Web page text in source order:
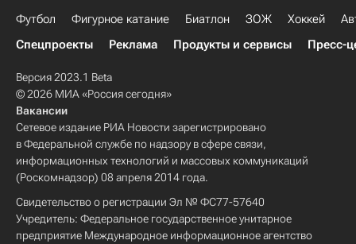
Футбол Фигурное катание Биатлон ЗОЖ Хоккей
Спецпроекты
Реклама Продукты и сервисы Пресс-
Версия 2023.1 Beta
© 2026 МИА «Россия сегодня»
Вакансии
Сетевое издание РИА Новости зарегистрировано
в Федеральной службе по надзору в сфере связи,
информационных технологий и массовых коммуникаций
(Роскомнадзор) 08 апреля 2014 года.
Свидетельство о регистрации Эл № ФС77-57640
Учредитель: Федеральное государственное унитарное
предприятие Международное информационное агентство